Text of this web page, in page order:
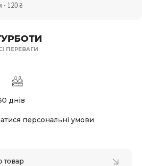
ПЕРЕВАГИ
днів
персональні умови
- 120₴
товар